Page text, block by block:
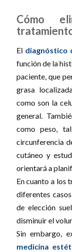
Cómo
El diagnóstico
función de la
paciente, que
grasa
como son la
general.
como peso,
circunferencia
cutáneo y
orientará a
En cuanto a los
diferentes
de elección
disminuir el
Sin embargo,
medicina